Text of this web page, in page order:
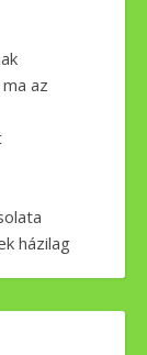
az
házilag